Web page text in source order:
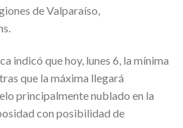
de Valparaíso,
indicó que hoy, lunes 6, la mínima
que la máxima llegará
principalmente nublado en la
con posibilidad de